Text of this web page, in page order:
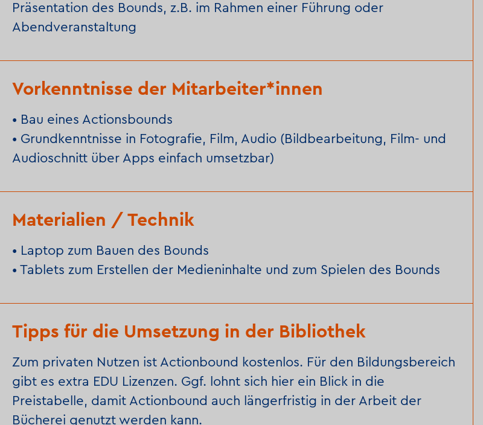
Präsentation des Bounds, z.B. im Rahmen einer Führung oder
Abendveranstaltung
Vorkenntnisse der Mitarbeiter*innen
• Bau eines Actionsbounds
• Grundkenntnisse in Fotografie, Film, Audio (Bildbearbeitung, Film- und
Audioschnitt über Apps einfach umsetzbar)
Materialien / Technik
• Laptop zum Bauen des Bounds
• Tablets zum Erstellen der Medieninhalte und zum Spielen des Bounds
Tipps für die Umsetzung in der Bibliothek
Zum privaten Nutzen ist Actionbound kostenlos. Für den Bildungsbereich
gibt es extra EDU Lizenzen. Ggf. lohnt sich hier ein Blick in die
Preistabelle, damit Actionbound auch längerfristig in der Arbeit der
Bücherei genutzt werden kann.